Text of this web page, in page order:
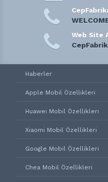
Web Site
Haberler
Apple Mobil Özellikleri
Huawei Mobil Özellikleri
Xiaomi Mobil Özellikleri
Google Mobil Özellikleri
Chea Mobil Özellikleri